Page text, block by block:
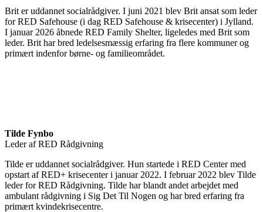
Brit er uddannet socialrådgiver. I juni 2021 blev Brit ansat som leder
for RED Safehouse (i dag RED Safehouse & krisecenter) i Jylland.
I januar 2026 åbnede RED Family Shelter, ligeledes med Brit som
leder. Brit har bred ledelsesmæssig erfaring fra flere kommuner og
primært indenfor børne- og familieområdet.
Tilde Fynbo
Leder af RED Rådgivning
Tilde er uddannet socialrådgiver. Hun startede i RED Center med
opstart af RED+ krisecenter i januar 2022. I februar 2022 blev Tilde
leder for RED Rådgivning. Tilde har blandt andet arbejdet med
ambulant rådgivning i Sig Det Til Nogen og har bred erfaring fra
primært kvindekrisecentre.